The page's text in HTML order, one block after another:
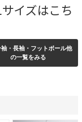
イズはこち
・長袖・フットボール他
の一覧をみる